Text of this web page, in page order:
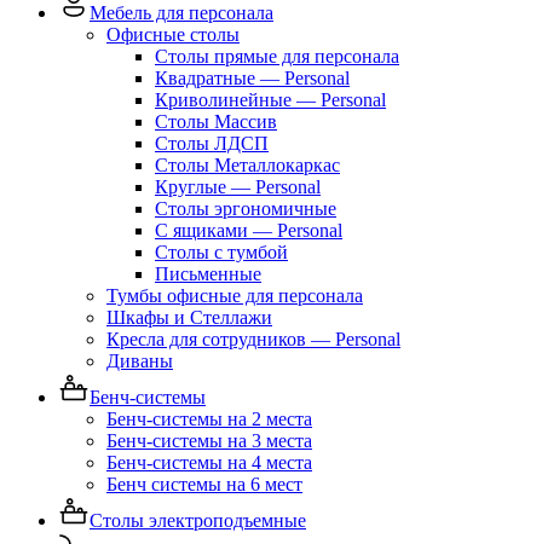
Мебель для персонала
Офисные столы
Столы прямые для персонала
Квадратные — Personal
Криволинейные — Personal
Столы Массив
Столы ЛДСП
Столы Металлокаркас
Круглые — Personal
Столы эргономичные
С ящиками — Personal
Столы с тумбой
Письменные
Тумбы офисные для персонала
Шкафы и Стеллажи
Кресла для сотрудников — Personal
Диваны
Бенч-системы
Бенч-системы на 2 места
Бенч-системы на 3 места
Бенч-системы на 4 места
Бенч системы на 6 мест
Столы электроподъемные